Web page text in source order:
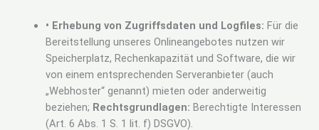
• Erhebung von Zugriffsdaten und Logfiles: Für die
Bereitstellung unseres Onlineangebotes nutzen wir
Speicherplatz, Rechenkapazität und Software, die wir
von einem entsprechenden Serveranbieter (auch
„Webhoster“ genannt) mieten oder anderweitig
beziehen; Rechtsgrundlagen: Berechtigte Interessen
(Art. 6 Abs. 1 S. 1 lit. f) DSGVO).